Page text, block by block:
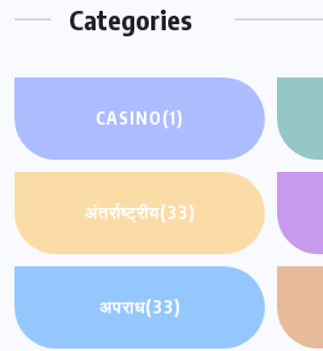
Categories
CASINO(1)
अंतर्राष्ट्रीय(33)
अपराध(33)